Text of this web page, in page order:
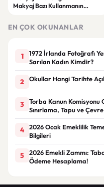
Makyaj Bazı Kullanmanın
EN ÇOK OKUNANLAR
1
1972 İrlanda Fotoğrafı
Sarılan Kadın Kimdir?
2 Okullar Hangi Tarihte
3
Torba Kanun Komisyonu
Sınırlama, Tapu ve
4
2026 Ocak Emeklilik
Bilgileri
5
2026 Emekli Zammı:
Ödeme Hesaplama!